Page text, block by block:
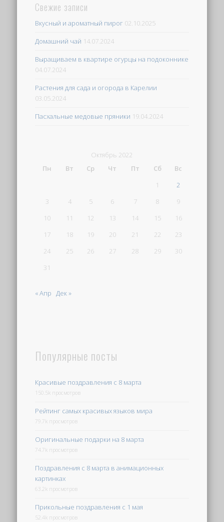
Свежие записи
Вкусный и ароматный пирог 02.10.2025
Домашний чай 14.07.2024
Выращиваем в квартире огурцы на подоконнике
04.07.2024
Растения для сада и огорода в Карелии
03.05.2024
Пасхальные медовые пряники 19.04.2024
Октябрь 2022
Пн
Вт Ср Чт Пт Сб
Вс
1
2
3
4 5 6 7 8
9
10
11 12 13 14 15
16
17
18 19 20 21 22
23
24
25 26 27 28 29
30
31
« Апр Дек »
Популярные посты
Красивые поздравления с 8 марта
150.5k просмотров
Рейтинг самых красивых языков мира
79.7k просмотров
Оригинальные подарки на 8 марта
74.7k просмотров
Поздравления с 8 марта в анимационных
картинках
63.2k просмотров
Прикольные поздравления с 1 мая
52.4k просмотров